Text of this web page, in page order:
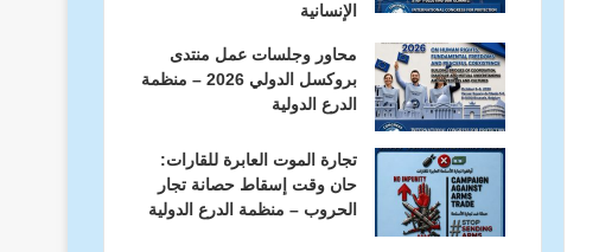
الإنسانية
محاور وجلسات عمل منتدى
بروكسل الدولي 2026 – منظمة
الدرع الدولية
تجارة الموت العابرة للقارات:
حان وقت إسقاط حصانة تجار
الحروب – منظمة الدرع الدولية